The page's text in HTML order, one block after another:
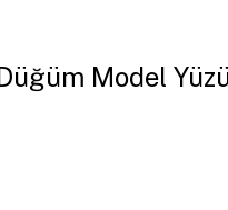
Model